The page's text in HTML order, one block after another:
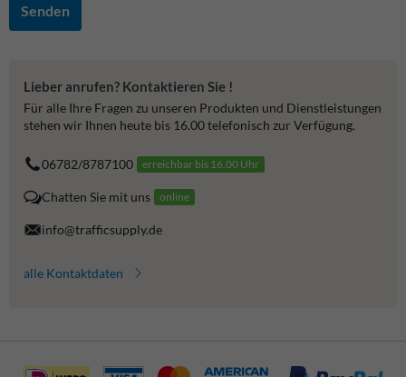
Senden
Lieber anrufen? Kontaktieren Sie !
Für alle Ihre Fragen zu unseren Produkten und Dienstleistungen
stehen wir Ihnen heute bis 16.00 telefonisch zur Verfügung.
06782/8787100 erreichbar bis 16.00 Uhr
Chatten Sie mit uns online
info@trafficsupply.de
alle Kontaktdaten